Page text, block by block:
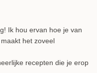
Ik hou ervan hoe je van
het zoveel
recepten die je erop